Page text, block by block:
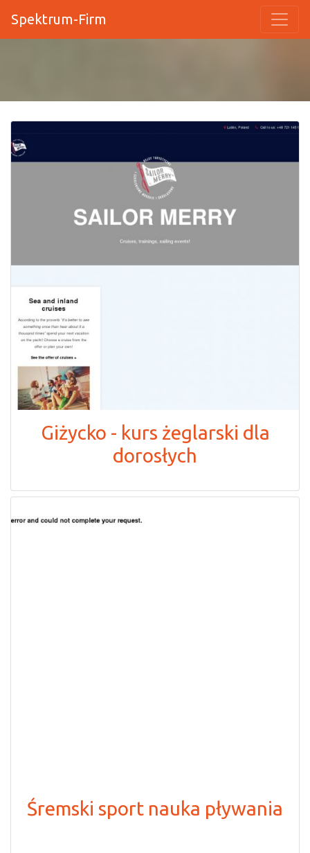
Spektrum-Firm
Giżycko - kurs żeglarski dla
dorosłych
Śremski sport nauka pływania